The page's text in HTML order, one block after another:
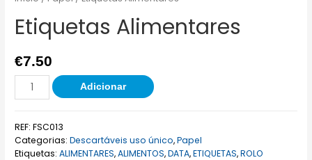
Etiquetas Alimentares
€7.50
Adicionar
REF:FSC013
Categorias:Descartáveis uso único,Papel
Etiquetas:ALIMENTARES,ALIMENTOS,DATA,ETIQUETAS,ROLO